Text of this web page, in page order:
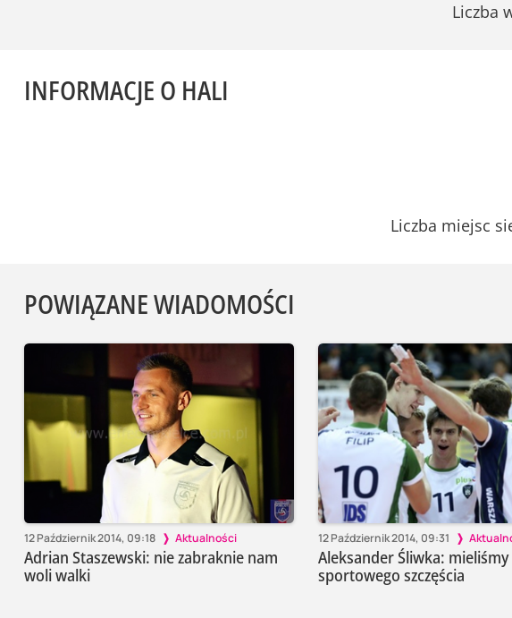
Liczba
INFORMACJE O HALI
Liczba miejsc
POWIĄZANE WIADOMOŚCI
12 Październik 2014, 09:18 Aktualności
Adrian Staszewski: nie zabraknie nam
woli walki
12 Październik 2014, 09:31
Aleksander Śliwka:
sportowego szczęścia